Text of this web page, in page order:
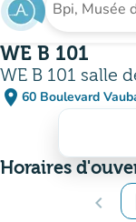
Rechercher
WE B 101
WE B 101 salle
place 60 Boulevard
Horaires
chevron_left